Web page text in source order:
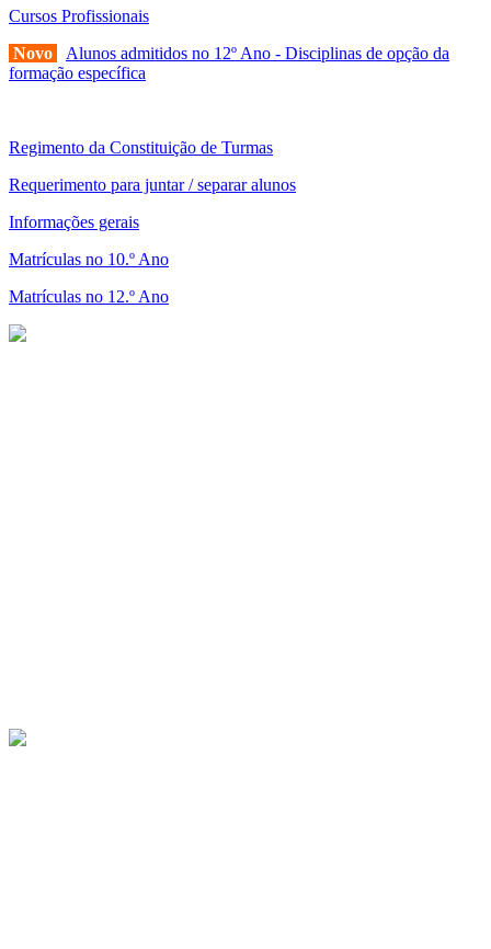
Cursos Profissionais
Novo
Alunos admitidos no 12º Ano - Disciplinas de opção da
formação específica
Regimento da Constituição de Turmas
Requerimento para juntar / separar alunos
Informações gerais
Matrículas no 10.º Ano
Matrículas no 12.º Ano